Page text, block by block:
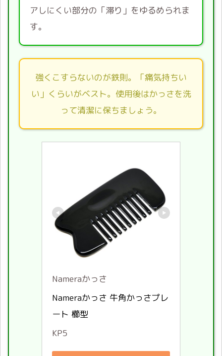
アしにくい部分の「滞り」をゆるめられま
す。
強くこすらないのが鉄則。「痛気持ちい
い」くらいがベスト。使用後はかっさを洗
って清潔に保ちましょう。
Nameraかっさ
Nameraかっさ 牛角かっさプレ
ート 櫛型
KP5